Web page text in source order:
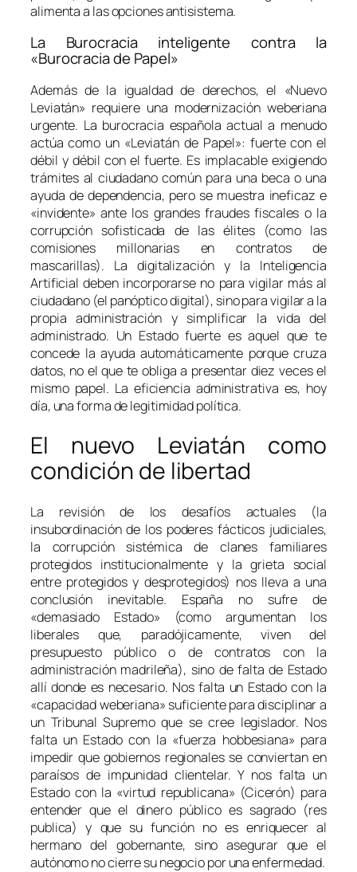
alimenta a las opciones antisistema.
La Burocracia inteligente contra la
«Burocracia de Papel»
Además de la igualdad de derechos, el «Nuevo
Leviatán» requiere una modernización weberiana
urgente. La burocracia española actual a menudo
actúa como un «Leviatán de Papel»: fuerte con el
débil y débil con el fuerte. Es implacable exigiendo
trámites al ciudadano común para una beca o una
ayuda de dependencia, pero se muestra ineficaz e
«invidente» ante los grandes fraudes fiscales o la
corrupción sofisticada de las élites (como las
comisiones millonarias en contratos de
mascarillas). La digitalización y la Inteligencia
Artificial deben incorporarse no para vigilar más al
ciudadano (el panóptico digital), sino para vigilar a la
propia administración y simplificar la vida del
administrado. Un Estado fuerte es aquel que te
concede la ayuda automáticamente porque cruza
datos, no el que te obliga a presentar diez veces el
mismo papel. La eficiencia administrativa es, hoy
día, una forma de legitimidad política.
El nuevo Leviatán como
condición de libertad
La revisión de los desafíos actuales (la
insubordinación de los poderes fácticos judiciales,
la corrupción sistémica de clanes familiares
protegidos institucionalmente y la grieta social
entre protegidos y desprotegidos) nos lleva a una
conclusión inevitable. España no sufre de
«demasiado Estado» (como argumentan los
liberales que, paradójicamente, viven del
presupuesto público o de contratos con la
administración madrileña), sino de falta de Estado
allí donde es necesario. Nos falta un Estado con la
«capacidad weberiana» suficiente para disciplinar a
un Tribunal Supremo que se cree legislador. Nos
falta un Estado con la «fuerza hobbesiana» para
impedir que gobiernos regionales se conviertan en
paraísos de impunidad clientelar. Y nos falta un
Estado con la «virtud republicana» (Cicerón) para
entender que el dinero público es sagrado (res
publica) y que su función no es enriquecer al
hermano del gobernante, sino asegurar que el
autónomo no cierre su negocio por una enfermedad.